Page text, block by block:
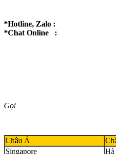
*Hotline, Zalo :
*Chat Online :
Gọi
Châu Á
Singapore
Hà